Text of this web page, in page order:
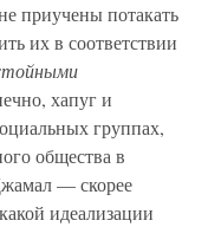
приучены потакать
их в соответствии
хапуг и
группах,
общества в
— скорее
идеализации